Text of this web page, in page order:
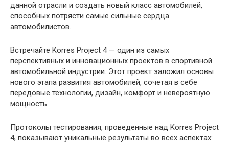
данной отрасли и создать новый класс автомобилей,
способных потрясти самые сильные сердца
автомобилистов.
Встречайте Korres Project 4 — один из самых
перспективных и инновационных проектов в спортивной
автомобильной индустрии. Этот проект заложил основы
нового этапа развития автомобилей, сочетая в себе
передовые технологии, дизайн, комфорт и невероятную
мощность.
Протоколы тестирования, проведенные над Korres Project
4, показывают уникальные результаты во всех аспектах: